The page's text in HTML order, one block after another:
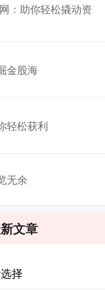
：助你轻松撬动资
金股海
轻松获利
无余
文章
择